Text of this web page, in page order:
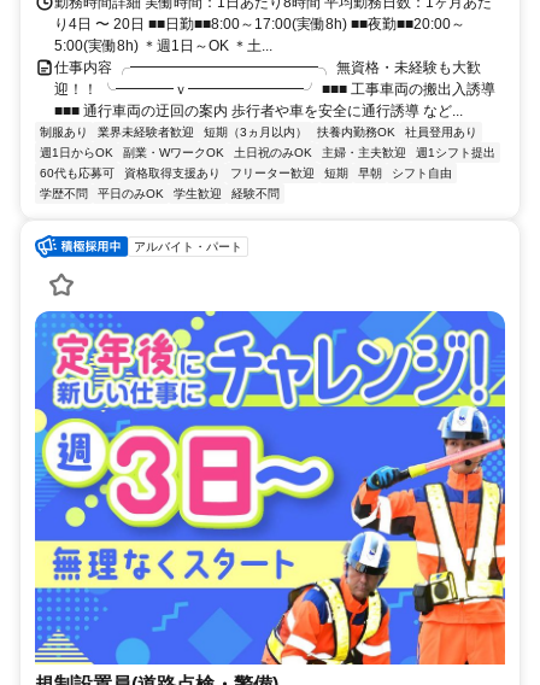
り4日 〜 20日 ■■日勤■■8:00～17:00(実働8h) ■■夜勤■■20:00～
5:00(実働8h) ＊週1日～OK ＊土...
仕事内容 ╭━━━━━━━━━━━━━╮ 無資格・未経験も大歓
迎！！ ╰━━━━ｖ━━━━━━━━╯ ■■■ 工事車両の搬出入誘導
■■■ 通行車両の迂回の案内 歩行者や車を安全に通行誘導 など...
制服あり 業界未経験者歓迎 短期（3ヵ月以内） 扶養内勤務OK
社員登用あり
週1日からOK
副業・WワークOK 土日祝のみOK 主婦・主夫歓迎
週1シフト提出
60代も応募可
資格取得支援あり フリーター歓迎 短期 早朝
シフト自由
学歴不問
平日のみOK 学生歓迎 経験不問
アルバイト・パート